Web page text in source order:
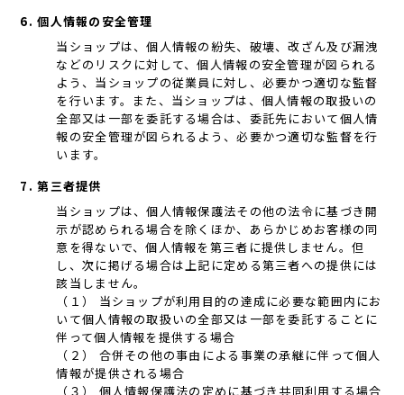
6. 個人情報の安全管理
当ショップは、個人情報の紛失、破壊、改ざん及び漏洩
などのリスクに対して、個人情報の安全管理が図られる
よう、当ショップの従業員に対し、必要かつ適切な監督
を行います。また、当ショップは、個人情報の取扱いの
全部又は一部を委託する場合は、委託先において個人情
報の安全管理が図られるよう、必要かつ適切な監督を行
います。
7. 第三者提供
当ショップは、個人情報保護法その他の法令に基づき開
示が認められる場合を除くほか、あらかじめお客様の同
意を得ないで、個人情報を第三者に提供しません。但
し、次に掲げる場合は上記に定める第三者への提供には
該当しません。
（１） 当ショップが利用目的の達成に必要な範囲内にお
いて個人情報の取扱いの全部又は一部を委託することに
伴って個人情報を提供する場合
（２） 合併その他の事由による事業の承継に伴って個人
情報が提供される場合
（３） 個人情報保護法の定めに基づき共同利用する場合